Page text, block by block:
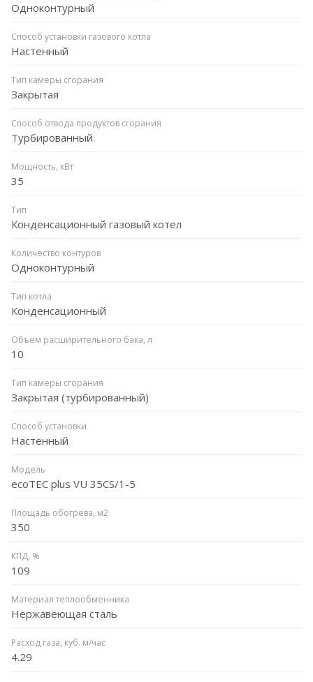
Одноконтурный
Способ установки газового котла
Настенный
Тип камеры сгорания
Закрытая
Способ отвода продуктов сгорания
Турбированный
Мощность, кВт
35
Тип
Конденсационный газовый котел
Количество контуров
Одноконтурный
Тип котла
Конденсационный
Объем расширительного бака, л
10
Тип камеры сгорания
Закрытая (турбированный)
Способ установки
Настенный
Модель
ecoTEC plus VU 35CS/1-5
Площадь обогрева, м2
350
КПД, %
109
Материал теплообменника
Нержавеющая сталь
Расход газа, куб. м/час
4.29